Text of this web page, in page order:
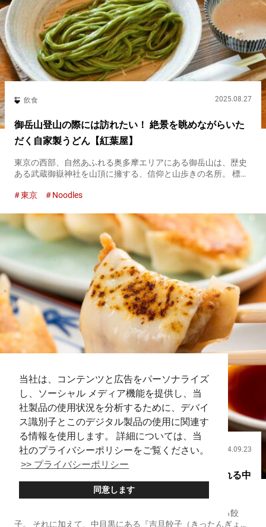
当社は、コンテンツと広告をパーソナライズ
し、ソーシャル メディア機能を提供し、当
社製品の使用状況を分析するために、デバイ
ス識別子とこのデジタル製品の使用に関連す
る情報を使用します。 詳細については、当
社のプライバシーポリシーをご覧ください。
>> プライバシーポリシー
同意します
飲食 2025.08.27
御岳山登山の際には訪れたい！ 絶景を眺めながらいた
だく自家製うどん【紅葉屋】
東京の西部、自然あふれる奥多摩エリアにある御岳山は、歴史
ある武蔵御嶽神社を山頂に擁する、信仰と山歩きの名所。 標高
ね、多くの登山者や観光客で賑わいます。 その一角にある『紅
東京 Noodles
飲食 2024.09.23
伸びるチーズがSNS映え抜群の餃子 うまみあふれる中
目黒の人気餃子店【吉旦餃子】
具材やトッピングによって、味のバリエーションが広がる餃
子。 それに加えて、中目黒にある『吉旦餃子（きったんぎょう